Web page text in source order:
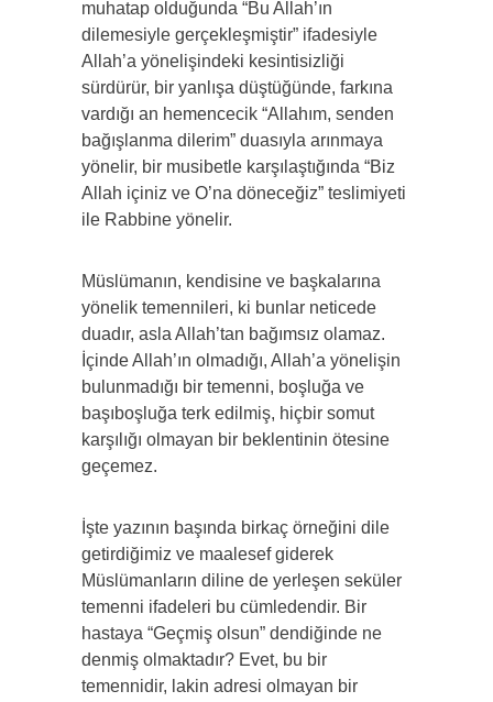
muhatap olduğunda “Bu Allah’ın
dilemesiyle gerçekleşmiştir” ifadesiyle
Allah’a yönelişindeki kesintisizliği
sürdürür, bir yanlışa düştüğünde, farkına
vardığı an hemencecik “Allahım, senden
bağışlanma dilerim” duasıyla arınmaya
yönelir, bir musibetle karşılaştığında “Biz
Allah içiniz ve O’na döneceğiz” teslimiyeti
ile Rabbine yönelir.
Müslümanın, kendisine ve başkalarına
yönelik temennileri, ki bunlar neticede
duadır, asla Allah’tan bağımsız olamaz.
İçinde Allah’ın olmadığı, Allah’a yönelişin
bulunmadığı bir temenni, boşluğa ve
başıboşluğa terk edilmiş, hiçbir somut
karşılığı olmayan bir beklentinin ötesine
geçemez.
İşte yazının başında birkaç örneğini dile
getirdiğimiz ve maalesef giderek
Müslümanların diline de yerleşen seküler
temenni ifadeleri bu cümledendir. Bir
hastaya “Geçmiş olsun” dendiğinde ne
denmiş olmaktadır? Evet, bu bir
temennidir, lakin adresi olmayan bir